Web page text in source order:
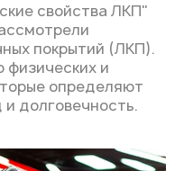
свойства ЛКП"
покрытий (ЛКП).
физических и
определяют
долговечность.